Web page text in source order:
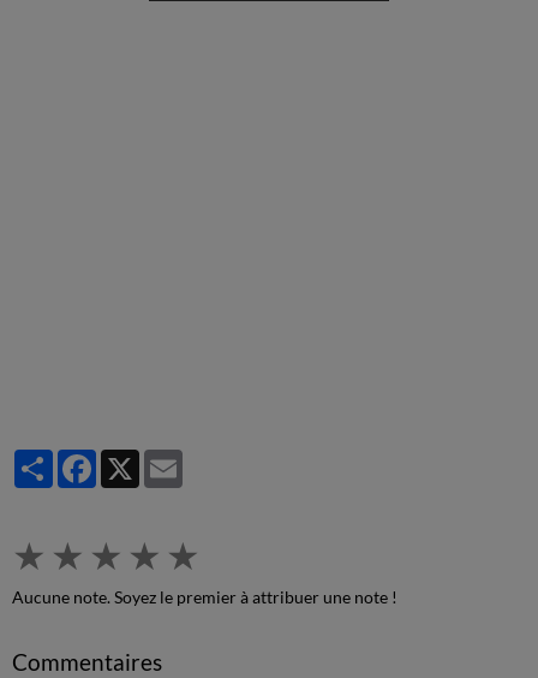
PartagerFacebook
X
★ ★ ★ ★ ★
Aucune note. Soyez le premier à attribuer une note !
Commentaires